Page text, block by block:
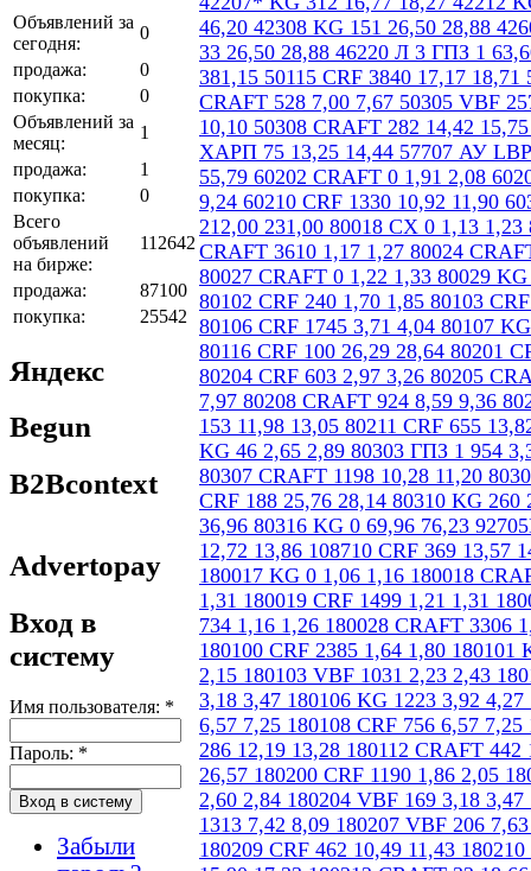
Объявлений за
сегодня:
0
продажа:
0
покупка:
0
Объявлений за
месяц:
1
продажа:
1
покупка:
0
Всего
объявлений
на бирже:
112642
продажа:
87100
покупка:
25542
Яндекс
Begun
B2Bcontext
Advertopay
Вход в
систему
Имя пользователя: *
Пароль: *
Забыли